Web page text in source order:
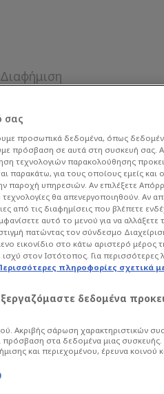
στη Μύκονο ήρθε
στα στενάκια
σας
προσωπικά δεδομένα, όπως
πρόσβαση σε αυτά στη συσκευή σας.
τεχνολογιών παρακολούθησης
παρακάτω, για τους οποίους εμείς και
παροχή υπηρεσιών. Αν επιλέξετε
θα απενεργοποιηθούν. Αν
από τις διαφημίσεις που βλέπετε
αυτό το μενού για να αλλάξετε
πατώντας τον σύνδεσμο
εικονίδιο στο κάτω αριστερό μέρος
στον Ιστότοπος. Για περισσότερες
πληροφορίες σχετικά
δεδομένα
Ακριβής σάρωση χαρακτηριστικών
στα δεδομένα μιας συσκευής.
και περιεχομένου, έρευνα κοινού